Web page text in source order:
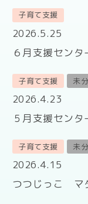
子育て支援
2026.5.25
６月支援センタ
子育て支援 未
2026.4.23
５月支援センタ
子育て支援 未
2026.4.15
つつじっこ マ